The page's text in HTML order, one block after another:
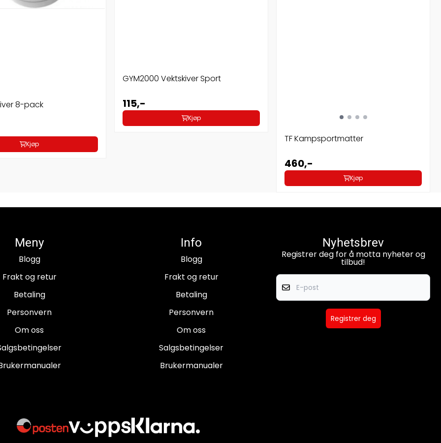
8-pack
Kjøp
GYM2000 Vektskiver Sport
115,-
Kjøp
TF Kampsportmatter
460,-
Kjøp
Meny
Blogg
Frakt og retur
Betaling
Personvern
Om oss
Info
Blogg
Frakt og retur
Betaling
Personvern
Om oss
Salgsbetingelser
Brukermanualer
Nyhetsbrev
Registrer deg for å motta nyheter og
tilbud!
Registrer deg